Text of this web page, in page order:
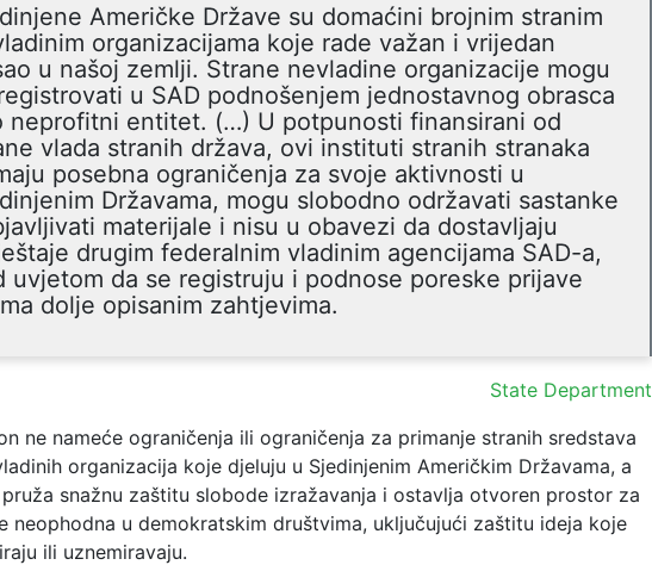
Američke Države su domaćini brojnim stranim
organizacijama koje rade važan i vrijedan
u našoj zemlji. Strane nevladine organizacije mogu
u SAD podnošenjem jednostavnog obrasca
neprofitni entitet. (…) U potpunosti finansirani od
vlada stranih država, ovi instituti stranih stranaka
posebna ograničenja za svoje aktivnosti u
Državama, mogu slobodno održavati sastanke
materijale i nisu u obavezi da dostavljaju
drugim federalnim vladinim agencijama SAD-a,
uvjetom da se registruju i podnose poreske prijave
dolje opisanim zahtjevima.
State Department
ne nameće ograničenja ili ograničenja za primanje stranih sredstava
organizacija koje djeluju u Sjedinjenim Američkim Državama, a
pruža snažnu zaštitu slobode izražavanja i ostavlja otvoren prostor za
neophodna u demokratskim društvima, uključujući zaštitu ideja koje
ili uznemiravaju.